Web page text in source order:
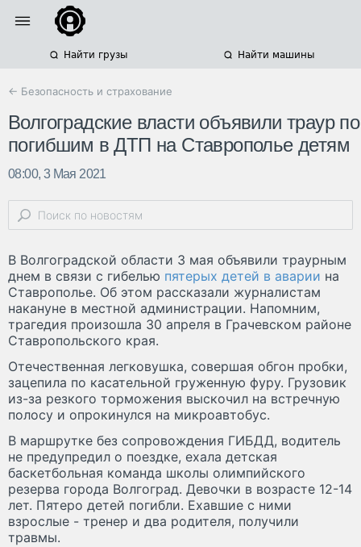
Найти грузы Найти машины
← Безопасность и страхование
Волгоградские власти объявили траур по
погибшим в ДТП на Ставрополье детям
08:00, 3 Мая 2021
В Волгоградской области 3 мая объявили траурным
днем в связи с гибелью пятерых детей в аварии на
Ставрополье. Об этом рассказали журналистам
накануне в местной администрации. Напомним,
трагедия произошла 30 апреля в Грачевском районе
Ставропольского края.
Отечественная легковушка, совершая обгон пробки,
зацепила по касательной груженную фуру. Грузовик
из-за резкого торможения выскочил на встречную
полосу и опрокинулся на микроавтобус.
В маршрутке без сопровождения ГИБДД, водитель
не предупредил о поездке, ехала детская
баскетбольная команда школы олимпийского
резерва города Волгоград. Девочки в возрасте 12-14
лет. Пятеро детей погибли. Ехавшие с ними
взрослые - тренер и два родителя, получили
травмы.